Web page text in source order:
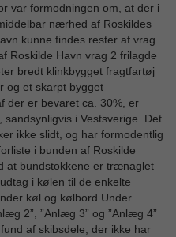
var formodningen om, at der i
nærhed af Roskildes
kunne findes rester af vrag
Roskilde Havn vrag 2 frilagde
bredt klinkbygget fragtfartøj
og et skarpt bygget
der er bevaret ca. 30%, er
i Vestsverige. Det
ikke slidt, og har formodentlig
i bunden af Roskilde
at bundstokkene er trænaglet
i kølen til de enkelte
køl og kølbord.Under
2”, ”Anlæg 3” og ”Anlæg 4”
af skibsdele, der ikke har